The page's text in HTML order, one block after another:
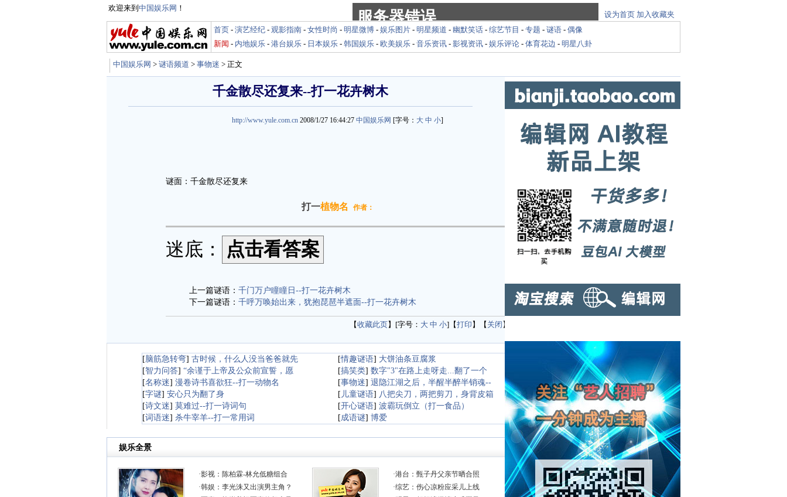
欢迎来到 中国娱乐网 ！
设为首页 加入收藏夹
首页 - 演艺经纪 - 观影指南 - 女性时尚 - 明星微博 - 娱乐图片 - 明星频道 - 幽默笑话 - 综艺节目 - 专题 - 谜语 - 偶像
新闻 - 内地娱乐 - 港台娱乐 - 日本娱乐 - 韩国娱乐 - 欧美娱乐 - 音乐资讯 - 影视资讯 - 娱乐评论 - 体育花边 - 明星八卦
中国娱乐网 > 谜语频道 > 事物迷 > 正文
千金散尽还复来--打一花卉树木
http://www.yule.com.cn 2008/1/27 16:44:27 中国娱乐网 [字号： 大 中 小]
谜面：千金散尽还复来
打一植物名 作者：
迷底：
上一篇谜语： 千门万户瞳瞳日--打一花卉树木
下一篇谜语： 千呼万唤始出来，犹抱琵琶半遮面--打一花卉树木
【收藏此页】[字号： 大 中 小]【打印 】【 关闭 】
[脑筋急转弯] 古时候，什么人没当爸爸就先 [情趣谜语] 大饼油条豆腐浆
[智力问答] “余谨于上帝及公众前宣誓，愿 [搞笑类] 数字"3"在路上走呀走...翻了一个
[名称迷] 漫卷诗书喜欲狂--打一动物名 [事物迷] 退隐江湖之后，半醒半醉半销魂--
[字谜] 安心只为翻了身 [ 儿童谜语] 八把尖刀，两把剪刀，身背皮箱
[诗文迷] 莫难过--打一诗词句 [开心谜语] 波霸玩倒立（打一食品）
[词语迷] 杀牛宰羊--打一常用词 [成语谜] 博爱